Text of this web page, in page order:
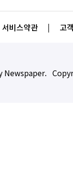
서비스약관 | 고
Newspaper.